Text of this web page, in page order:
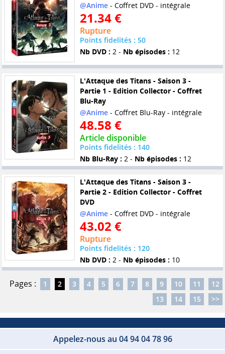
@Anime- Coffret DVD - intégrale
21.34 €
Rupture
Points fidelités : 50
Nb DVD : 2 - Nb épisodes : 12
L'Attaque des Titans - Saison 3 -
Partie 1 - Edition Collector - Coffret
Blu-Ray
@Anime- Coffret Blu-Ray - intégrale
48.58 €
Article disponible
Points fidelités : 140
Nb Blu-Ray : 2 - Nb épisodes : 12
L'Attaque des Titans - Saison 3 -
Partie 2 - Edition Collector - Coffret
DVD
@Anime- Coffret DVD - intégrale
43.02 €
Rupture
Points fidelités : 120
Nb DVD : 2 - Nb épisodes : 10
Pages : 1 2 3 4 5 6 7 8 9 10 11
12
13
14 15 >>
Appelez-nous au 04 94 04 78 96